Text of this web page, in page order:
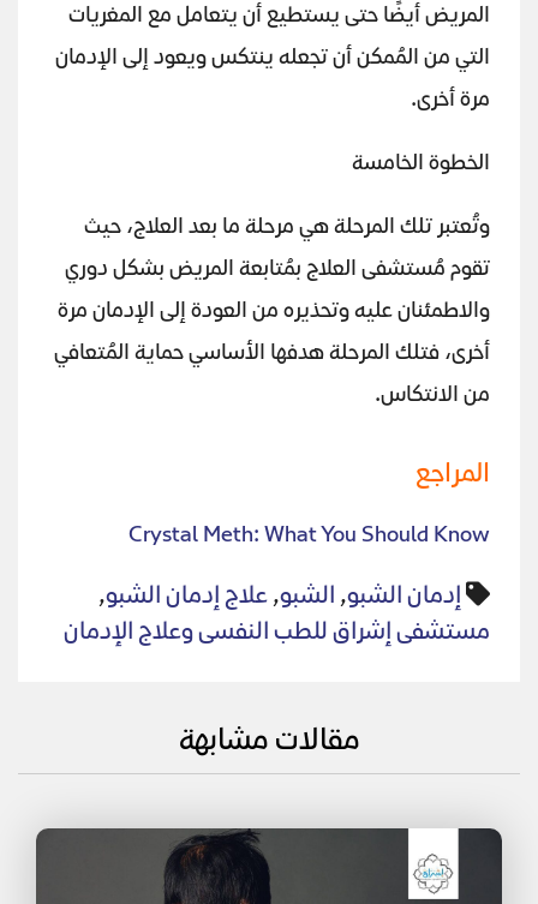
المريض أيضًا حتى يستطيع أن يتعامل مع المغريات
التي من المُمكن أن تجعله ينتكس ويعود إلى الإدمان
مرة أخرى.
الخطوة الخامسة
وتُعتبر تلك المرحلة هي مرحلة ما بعد العلاج، حيث
تقوم مُستشفى العلاج بمُتابعة المريض بشكل دوري
والاطمئنان عليه وتحذيره من العودة إلى الإدمان مرة
أخرى، فتلك المرحلة هدفها الأساسي حماية المُتعافي
من الانتكاس.
المراجع
Crystal Meth: What You Should Know
إدمان الشبو, الشبو, علاج إدمان الشبو,
مستشفى إشراق للطب النفسى وعلاج الإدمان
مقالات مشابهة